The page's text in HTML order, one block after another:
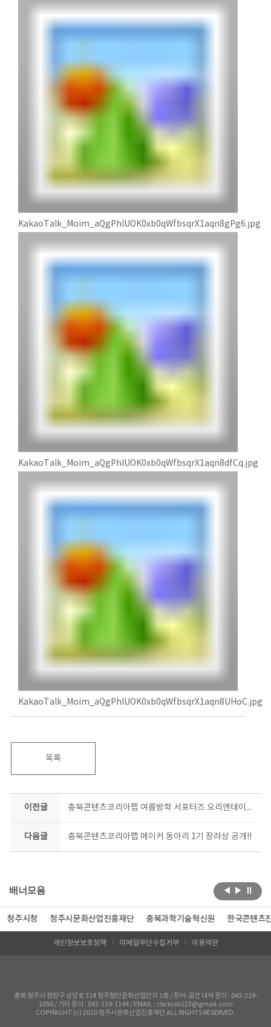
KakaoTalk_Moim_aQgPhlUOK0xb0qWfbsqrX1aqn8gPg6.jpg
KakaoTalk_Moim_aQgPhlUOK0xb0qWfbsqrX1aqn8dfCq.jpg
KakaoTalk_Moim_aQgPhlUOK0xb0qWfbsqrX1aqn8UHoC.jpg
목록
이전글 충북콘텐츠코리아랩 여름방학 서포터즈 오리엔테이션~! 올 여름은 우리가 책임진다!!
다음글 충북콘텐츠코리아랩 메이커 동아리 1기 장려상 공개!!
배너모음
청주시청 청주시문화산업진흥재단 충북과학기술혁신원 한국콘텐츠
개인정보보호정책 이메일무단수집거부 이용약관
충북 청주시 청원구 상당로 314 청주첨단문화산업단지 1층 / 장비-공간 대여 문의 : 043-219-
1050 / 기타 문의 : 043-219-1144 / EMAIL : cbcklab123@gmail.com
COPYRIGHT (c) 2020 청주시문화산업진흥재단 ALL RIGHTS RESERVED.